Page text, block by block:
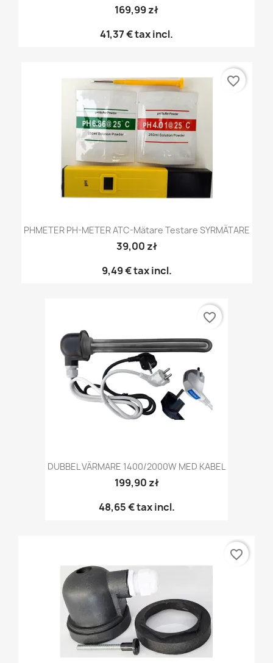
169,99 zł
41,37 €tax incl.
PHMETER PH-METER ATC-Mätare Testare SYRMÄTARE
39,00 zł
9,49 €tax incl.
favorite_border
DUBBEL VÄRMARE 1400/2000W MED KABEL
199,90 zł
48,65 €tax incl.
favorite_border
favorite_border